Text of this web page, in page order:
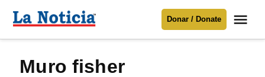
Para mantenerte informado necesitamos
contenido
Noticia
Donar / Donate
muro fisher